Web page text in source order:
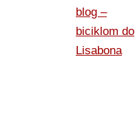
blog –
biciklom do
Lisabona